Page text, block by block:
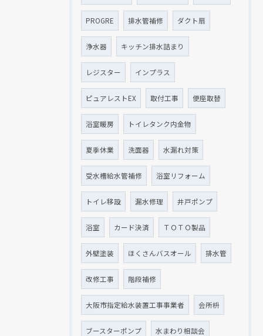
PROGRE 排水管補修 ダクト扇
浄水器 キッチン排水詰まり
レジスター インプラス
ピュアレストEX 取付工事 便座取替
浴室暖房 トイレタンク内金物
夏季休業 洗面器 水漏れ対策
受水槽給水管補修 浴室リフォーム
トイレ移設 漏水修理 井戸ポンプ
浴室 カード決済 ＴＯＴＯ製品
外壁塗装 ほくさんバスオール 排水管
改修工事 階段補修
大阪市指定給水装置工事事業者 会所枡
ブースターポンプ 水まわり相談会